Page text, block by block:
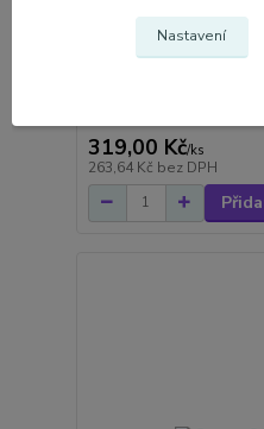
319,00 Kč/ks
263,64 Kč bez DPH
Nastavení